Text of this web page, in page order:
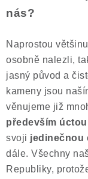
nás?
Naprostou
osobně nalezli,
jasný původ a
kameny jsou
věnujeme již
především
svoji jedinečnou
dále. Všechny
Republiky,